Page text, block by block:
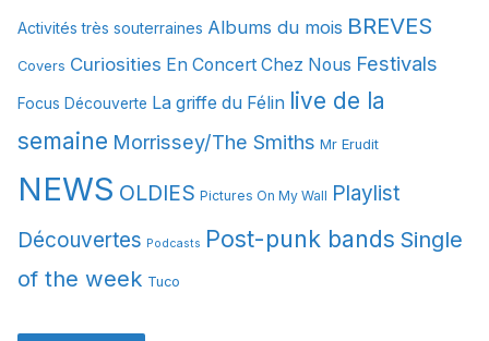
v
e
Activités très souterraines Albums du mois BREVES
Covers Curiosities En Concert Chez Nous Festivals
Focus Découverte La griffe du Félin live de la
semaine Morrissey/The Smiths Mr Erudit
NEWS OLDIES Pictures On My Wall Playlist
Découvertes Podcasts Post-punk bands Single
of the week Tuco